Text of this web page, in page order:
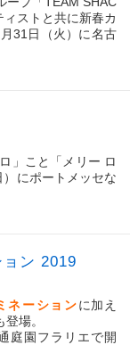
ストと共に新春カ
31日（火）に名古
」こと「メリー ロ
にポートメッセな
ン 2019
ネーションに加え
場。
庭園フラリエで開